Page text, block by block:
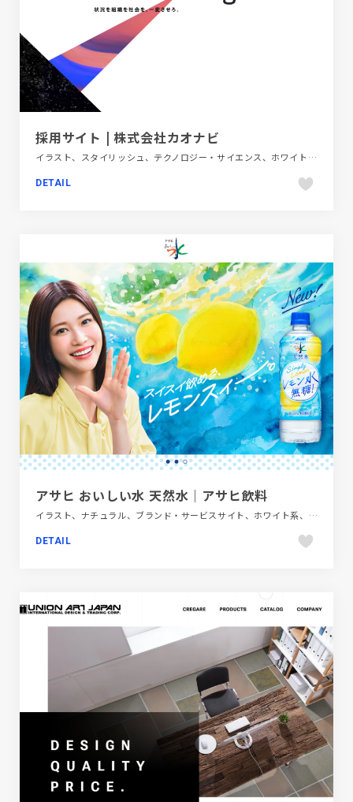
採用サイト | 株式会社カオナビ
イラスト、スタイリッシュ、テクノロジー・サイエンス、ホワイト系、新卒・中途採用サイト
DETAIL
アサヒ おいしい水 天然水｜アサヒ飲料
イラスト、ナチュラル、ブランド・サービスサイト、ホワイト系、ポップ、飲料・食品
DETAIL